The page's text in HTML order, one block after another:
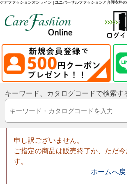
ケアファッションオンライン | ユニバーサルファッションと介護衣料
キーワード、カタログコードで検索す
申し訳ございません。
ご指定の商品は販売終了か、ただ
す。
ホームへ戻